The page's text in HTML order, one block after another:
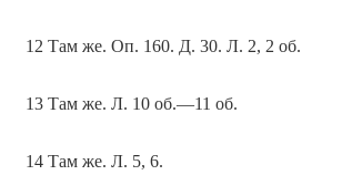
12 Там же. Оп. 160. Д. 30. Л. 2, 2 об.
13 Там же. Л. 10 об.—11 об.
14 Там же. Л. 5, 6.